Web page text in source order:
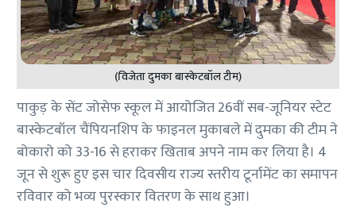
(विजेता दुमका बास्केटबॉल टीम)
पाकुड़ के सेंट जोसेफ स्कूल में आयोजित 26वीं सब-जूनियर स्टेट
बास्केटबॉल चैंपियनशिप के फाइनल मुकाबले में दुमका की टीम ने
बोकारो को 33-16 से हराकर खिताब अपने नाम कर लिया है। 4
जून से शुरू हुए इस चार दिवसीय राज्य स्तरीय टूर्नामेंट का समापन
रविवार को भव्य पुरस्कार वितरण के साथ हुआ।